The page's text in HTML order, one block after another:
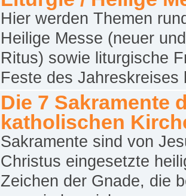
Hier werden Themen
Heilige Messe (neuer
Ritus) sowie liturgische
Feste des Jahreskreises
Die 7 Sakramente
katholischen
Sakramente sind von
Christus eingesetzte
Zeichen der Gnade, die